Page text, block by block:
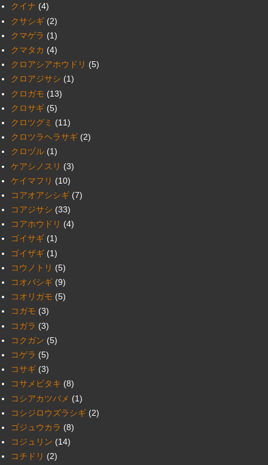
クイナ (4)
クサシギ (2)
クマゲラ (1)
クマタカ (4)
クロアシアホウドリ (5)
クロアジサシ (1)
クロガモ (13)
クロサギ (5)
クロツグミ (11)
クロツラヘラサギ (2)
クロヅル (1)
ケアシノスリ (3)
ケイマフリ (10)
コアオアシシギ (7)
コアジサシ (33)
コアホウドリ (4)
ゴイサギ (1)
ゴイザギ (1)
コウノトリ (5)
コオバシギ (9)
コオリガモ (5)
コガモ (3)
コガラ (3)
コクガン (5)
コゲラ (5)
コサギ (3)
コサメビタキ (8)
コシアカツバメ (1)
コシジロウズラシギ (2)
ゴジュウカラ (8)
コジュリン (14)
コチドリ (2)